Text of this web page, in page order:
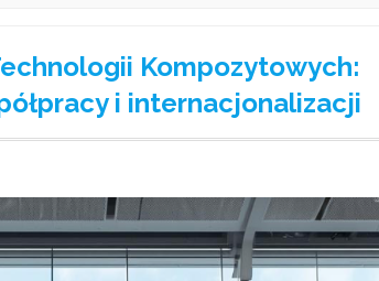
Kompozytowych:
i internacjonalizacji